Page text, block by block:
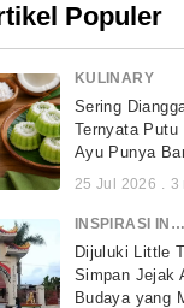
Populer
KULINARY
Sering
Ternyata Putu
Ayu Punya
25 Jul 2026 . 3
INSPIRASI INDONESIA
Dijuluki Little
Simpan Jejak
Budaya yang